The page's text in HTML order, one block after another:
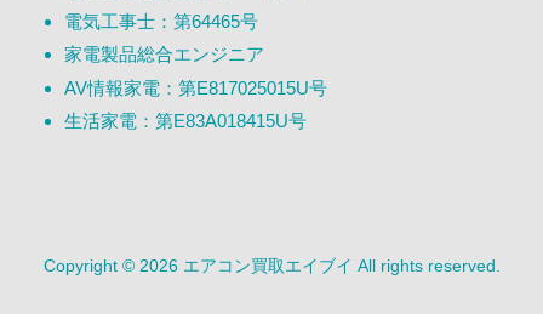
電気工事士：第64465号
家電製品総合エンジニア
AV情報家電：第E817025015U号
生活家電：第E83A018415U号
Copyright © 2026 エアコン買取エイブイ All rights reserved.